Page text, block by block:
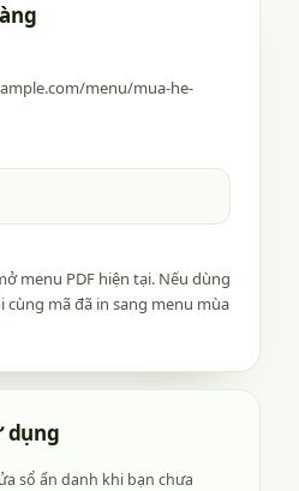
menu/mua-he-
menu PDF hiện tại. Nếu dùng
cùng mã đã in sang menu mùa
dụng
sổ ẩn danh khi bạn chưa